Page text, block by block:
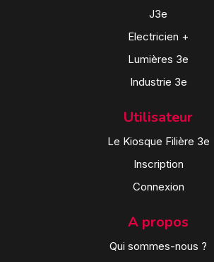
J3e
Electricien +
Lumières 3e
Industrie 3e
Utilisateur
Le Kiosque Filière 3e
Inscription
Connexion
A propos
Qui sommes-nous ?